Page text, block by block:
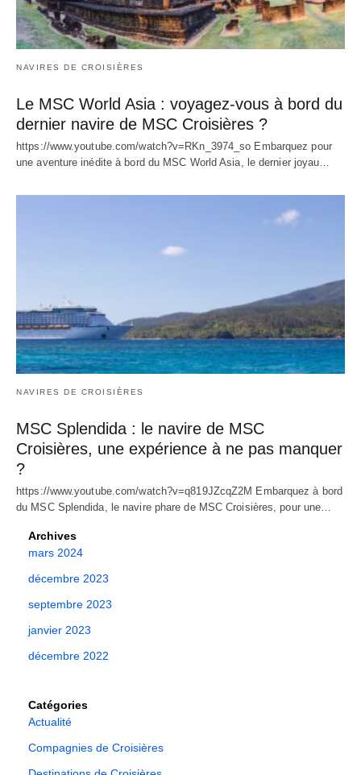
NAVIRES DE CROISIÈRES
Le MSC World Asia : voyagez-vous à bord du
dernier navire de MSC Croisières ?
https://www.youtube.com/watch?v=RKn_3974_so Embarquez pour
une aventure inédite à bord du MSC World Asia, le dernier joyau…
NAVIRES DE CROISIÈRES
MSC Splendida : le navire de MSC
Croisières, une expérience à ne pas manquer
?
https://www.youtube.com/watch?v=q819JZcqZ2M Embarquez à bord
du MSC Splendida, le navire phare de MSC Croisières, pour une…
Archives
mars 2024
décembre 2023
septembre 2023
janvier 2023
décembre 2022
Catégories
Actualité
Compagnies de Croisières